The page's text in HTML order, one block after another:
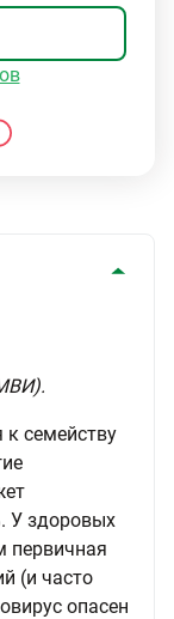
к семейству
У здоровых
первичная
(и часто
опасен